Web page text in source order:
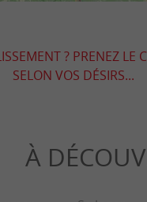
? PRENEZ
SELON VOS DÉSIRS...
À